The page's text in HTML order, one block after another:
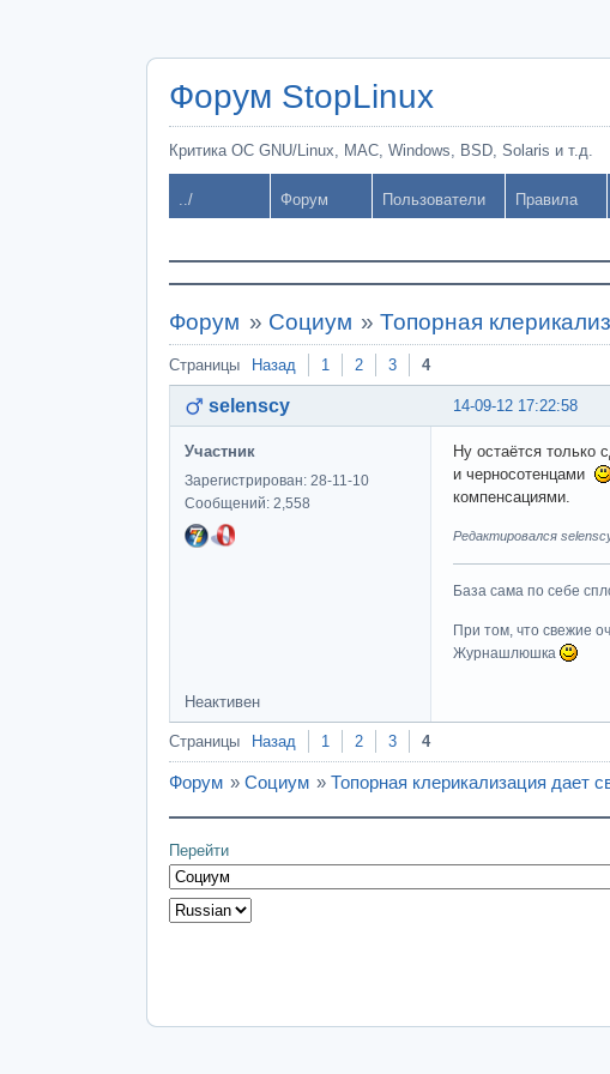
Форум StopLinux
Критика ОС GNU/Linux, MAC, Windows, BSD, Solaris и т.д.
../ Форум Пользователи Правила
Форум » Социум »Топорная
Страницы Назад 1 2 3 4
14-09-12 17:22:58
selenscy
Участник
Зарегистрирован: 28-11-10
Сообщений: 2,558
Ну остаётся только
и черносотенцами
компенсациями.
Редактировался
База сама по себе
При том, что свежие
Журнашлюшка
Неактивен
Страницы Назад 1 2 3 4
Форум » Социум » Топорная клерикализация дает
Перейти